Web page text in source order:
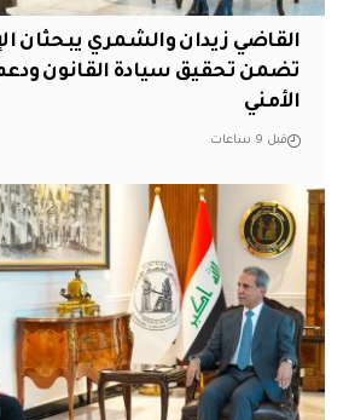
القاضي زيدان والشمري يبحثان
تضمن تحقيق سيادة القانون
الأمني
قبل 9 ساعات